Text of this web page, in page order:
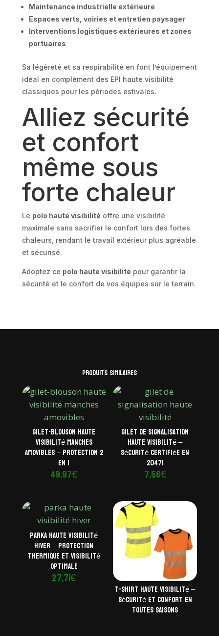
Maintenance industrielle extérieure
Espaces verts, voiries et entretien paysager
Interventions logistiques extérieures et zones
portuaires
Sa légèreté et sa respirabilité en font l’équipement
idéal en complément des EPI haute visibilité
classiques pour les périodes estivales.
Alliez sécurité
et confort
même sous
forte chaleur
Le polo haute visibilité offre une visibilité
maximale sans sacrifier le confort lors des fortes
chaleurs, rendant le travail extérieur plus agréable
et sécurisé.
Adoptez ce polo haute visibilité pour garantir la
sécurité et le confort de vos équipes sur le terrain.
Produits similaires
Gilet-blouson haute
visibilité manches
amovibles – Protection 2
en 1
49,97€
Gilet de signalisation
haute visibilité –
Sécurité certifiée EN
20471
7,56€
Parka haute visibilité
hiver – Protection
thermique et visibilité
optimale
27,71€
T-shirt haute visibilité –
Sécurité et confort en
toutes saisons